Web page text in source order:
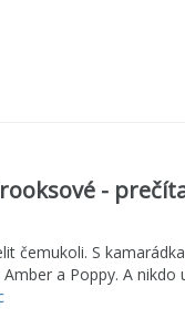
-
čemukoli. S
a Poppy. A nikdo